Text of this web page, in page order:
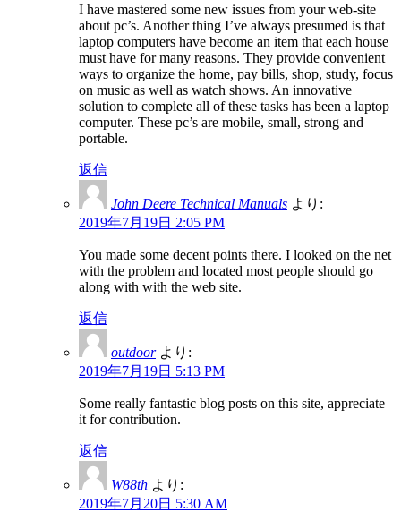
I have mastered some new issues from your web-site
about pc’s. Another thing I’ve always presumed is that
laptop computers have become an item that each house
must have for many reasons. They provide convenient
ways to organize the home, pay bills, shop, study, focus
on music as well as watch shows. An innovative
solution to complete all of these tasks has been a laptop
computer. These pc’s are mobile, small, strong and
portable.
返信
John Deere Technical Manuals より:
2019年7月19日 2:05 PM
You made some decent points there. I looked on the net
with the problem and located most people should go
along with with the web site.
返信
outdoor より:
2019年7月19日 5:13 PM
Some really fantastic blog posts on this site, appreciate
it for contribution.
返信
W88th より:
2019年7月20日 5:30 AM